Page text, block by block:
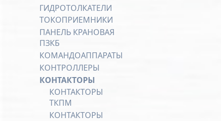
ГИДРОТОЛКАТЕЛИ
ТОКОПРИЕМНИКИ
ПАНЕЛЬ КРАНОВАЯ
ПЗКБ
КОМАНДОАППАРАТЫ
КОНТРОЛЛЕРЫ
КОНТАКТОРЫ
КОНТАКТОРЫ
ТКПМ
КОНТАКТОРЫ